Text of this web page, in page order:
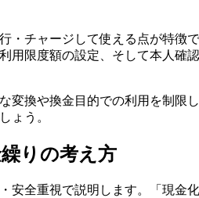
チャージして使える点が特
限度額の設定、そして本人確
換や換金目的での利用を制限
ょう。
りの考え方
全重視で説明します。「現金